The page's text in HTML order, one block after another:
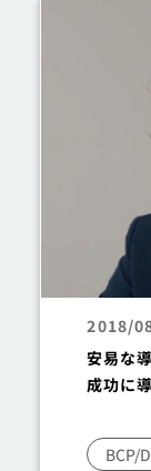
2018/
安易な
成功に
BCP/